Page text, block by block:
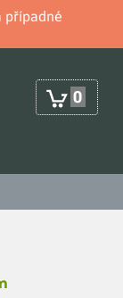
případné
0